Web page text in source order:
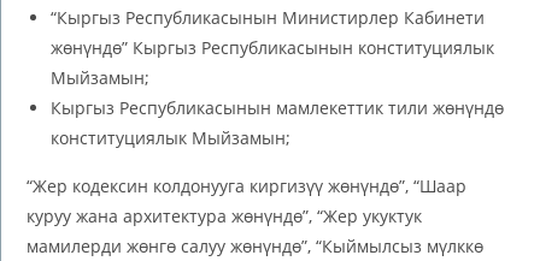
“Кыргыз Республикасынын Министирлер Кабинети
жөнүндө” Кыргыз Республикасынын конституциялык
Мыйзамын;
Кыргыз Республикасынын мамлекеттик тили жөнүндө
конституциялык Мыйзамын;
“Жер кодексин колдонууга киргизүү жөнүндө”, “Шаар
куруу жана архитектура жөнүндө”, “Жер укуктук
мамилерди жөнгө салуу жөнүндө”, “Кыймылсыз мүлккө